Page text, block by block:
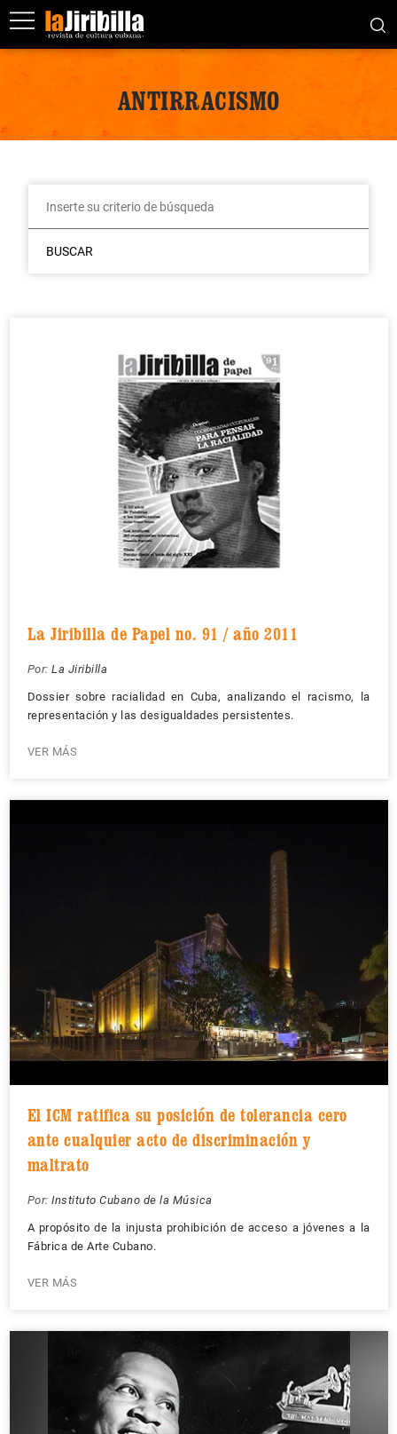
ANTIRRACISMO
BUSCAR
La Jiribilla de Papel no. 91 / año 2011
Por: La Jiribilla
Dossier sobre racialidad en Cuba, analizando el racismo, la
representación y las desigualdades persistentes.
VER MÁS
El ICM ratifica su posición de tolerancia cero
ante cualquier acto de discriminación y
maltrato
Por: Instituto Cubano de la Música
A propósito de la injusta prohibición de acceso a jóvenes a la
Fábrica de Arte Cubano.
VER MÁS